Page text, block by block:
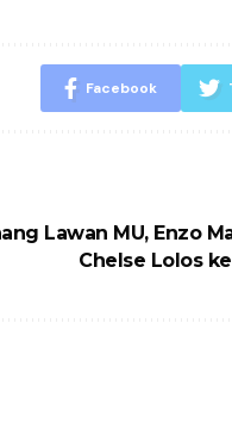
Facebook
Lawan MU, Enzo
Chelse Lolos